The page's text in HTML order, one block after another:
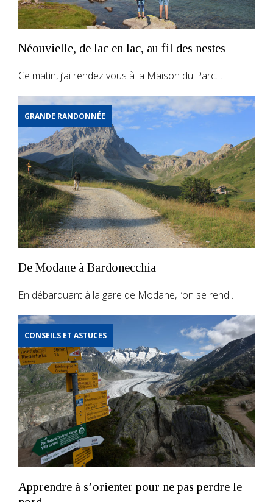
Néouvielle, de lac en lac, au fil des nestes
Ce matin, j’ai rendez vous à la Maison du Parc…
GRANDE RANDONNÉE
De Modane à Bardonecchia
En débarquant à la gare de Modane, l’on se rend…
CONSEILS ET ASTUCES
Apprendre à s’orienter pour ne pas perdre le